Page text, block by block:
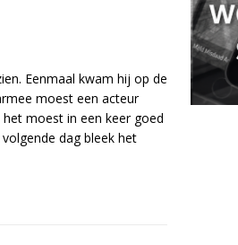
Eenmaal kwam hij op de
moest een acteur
moest in een keer goed
dag bleek het